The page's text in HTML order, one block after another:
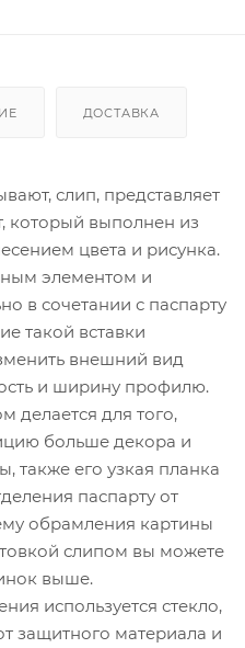
ДОСТАВКА
слип, представляет
который выполнен из
цвета и рисунка.
элементом и
в сочетании с паспарту
такой вставки
внешний вид
и ширину профилю.
делается для того,
больше декора и
также его узкая планка
паспарту от
обрамления картины
слипом вы можете
выше.
используется стекло,
защитного материала и